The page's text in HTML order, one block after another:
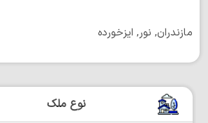
مازندران, نور, ایزخورده
نوع ملک